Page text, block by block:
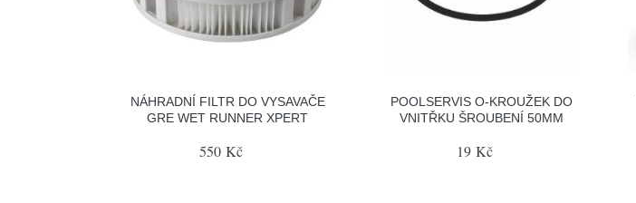
NÁHRADNÍ FILTR DO VYSAVAČE
GRE WET RUNNER XPERT
550 Kč
POOLSERVIS O-KROUŽEK DO
VNITŘKU ŠROUBENÍ 50MM
19 Kč